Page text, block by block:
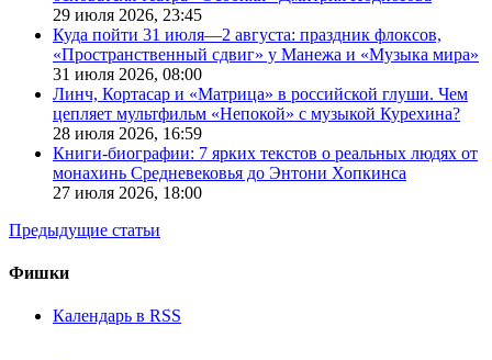
29 июля 2026, 23:45
Куда пойти 31 июля—2 августа: праздник флоксов,
«Пространственный сдвиг» у Манежа и «Музыка мира»
31 июля 2026, 08:00
Линч, Кортасар и «Матрица» в российской глуши. Чем
цепляет мультфильм «Непокой» с музыкой Курехина?
28 июля 2026, 16:59
Книги-биографии: 7 ярких текстов о реальных людях от
монахинь Средневековья до Энтони Хопкинса
27 июля 2026, 18:00
Предыдущие статьи
Фишки
Календарь в RSS